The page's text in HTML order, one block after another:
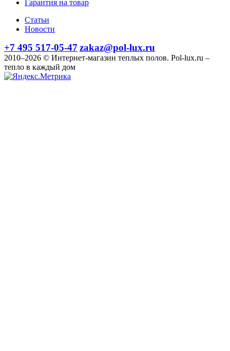
Гарантия на товар
Статьи
Новости
+7 495 517-05-47 zakaz@pol-lux.ru
2010–2026 © Интернет-магазин теплых полов. Pol-lux.ru –
тепло в каждый дом